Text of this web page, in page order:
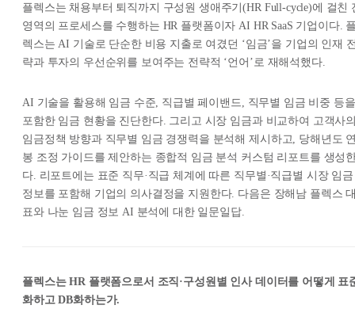
플렉스는 채용부터 퇴직까지 구성원 생애주기(HR Full-cycle)에 걸친
영역의 프로세스를 수행하는 HR 플랫폼이자 AI HR SaaS 기업이다.
렉스는 AI 기술로 단순한 비용 지출로 여겼던 ‘임금’을 기업의 인재
략과 투자의 우선순위를 보여주는 전략적 ‘언어’로 재해석했다.
AI 기술을 활용해 임금 수준, 직급별 페이밴드, 직무별 임금 비중 등을
포함한 임금 현황을 진단한다. 그리고 시장 임금과 비교하여 고객사
임금정책 방향과 직무별 임금 경쟁력을 분석해 제시하고, 당해년도
봉 조정 가이드를 제안하는 종합적 임금 분석 커스텀 리포트를 생성
다. 리포트에는 표준 직무·직급 체계에 따른 직무별·직급별 시장 임금
정보를 포함해 기업의 의사결정을 지원한다. 다음은 장해남 플렉스
표와 나눈 임금 정보 AI 분석에 대한 일문일답.
플렉스는 HR 플랫폼으로서 조직·구성원별 인사 데이터를 어떻게 표
화하고 DB화하는가.